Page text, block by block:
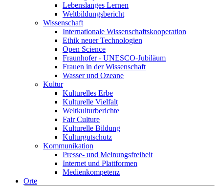
Lebenslanges Lernen
Weltbildungsbericht
Wissenschaft
Internationale Wissenschaftskooperation
Ethik neuer Technologien
Open Science
Fraunhofer - UNESCO-Jubiläum
Frauen in der Wissenschaft
Wasser und Ozeane
Kultur
Kulturelles Erbe
Kulturelle Vielfalt
Weltkulturberichte
Fair Culture
Kulturelle Bildung
Kulturgutschutz
Kommunikation
Presse- und Meinungsfreiheit
Internet und Plattformen
Medienkompetenz
Orte